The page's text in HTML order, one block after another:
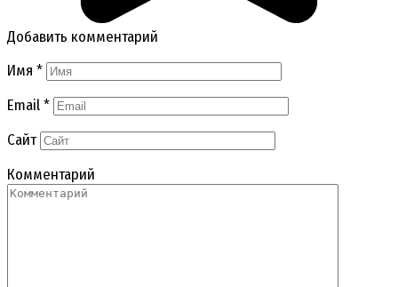
Добавить комментарий
Имя *
Email*
Сайт
Комментарий